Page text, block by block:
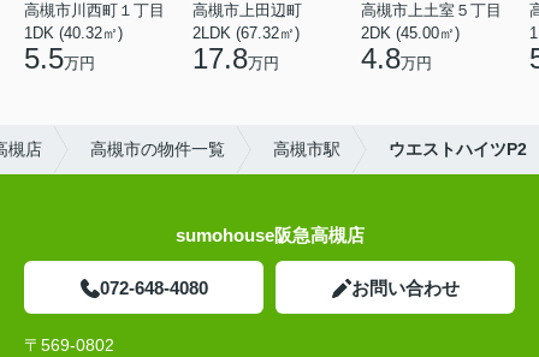
高槻市川西町１丁目
1DK (40.32㎡)
5.5万円
高槻市上田辺町
2LDK (67.32㎡)
17.8万円
高槻市上土室５丁目
2DK (45.00㎡)
4.8万円
槻店 高槻市の物件一覧 高槻市駅 ウエストハイツP2
sumohouse阪急高槻店
072-648-4080 お問い合わせ
〒569-0802